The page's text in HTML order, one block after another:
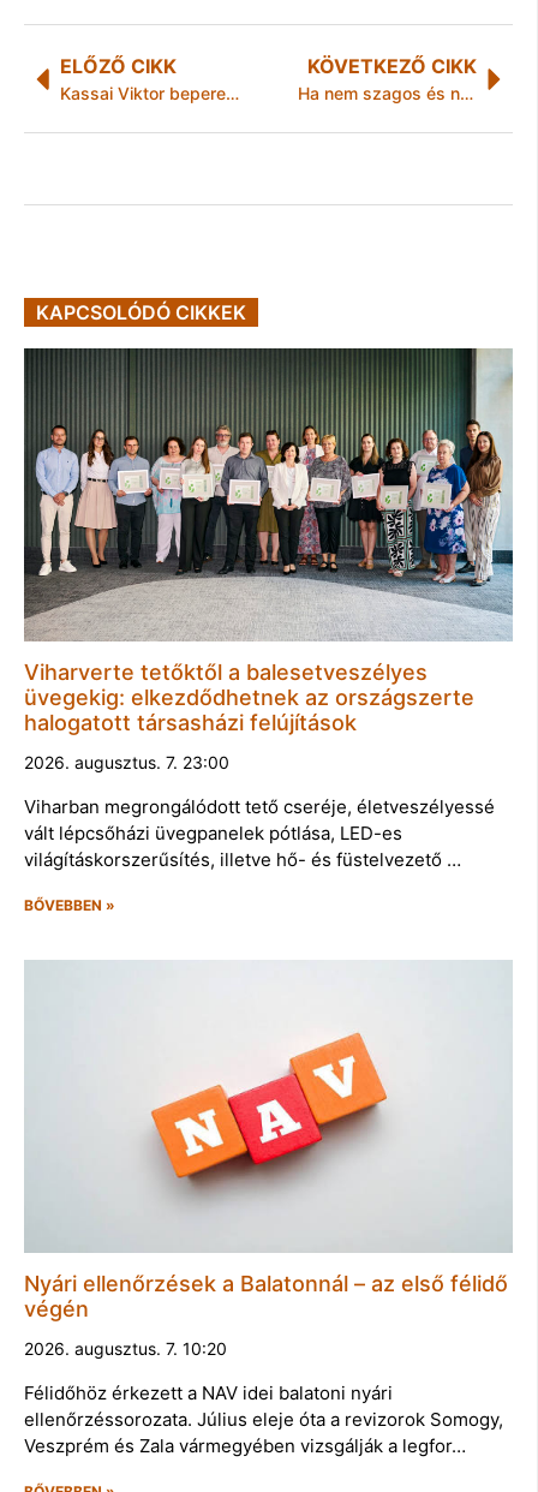
ELŐZŐ CIKK
Kassai Viktor beperelte Lipták Zoltánt, a DVTK az MLSZ-hez fordul
KÖVETKEZŐ CIKK
Ha nem szagos és nem nyávog, jöhet
KAPCSOLÓDÓ CIKKEK
Viharverte tetőktől a balesetveszélyes
üvegekig: elkezdődhetnek az országszerte
halogatott társasházi felújítások
2026. augusztus. 7. 23:00
Viharban megrongálódott tető cseréje, életveszélyessé
vált lépcsőházi üvegpanelek pótlása, LED-es
világításkorszerűsítés, illetve hő- és füstelvezető …
BŐVEBBEN »
Nyári ellenőrzések a Balatonnál – az első félidő
végén
2026. augusztus. 7. 10:20
Félidőhöz érkezett a NAV idei balatoni nyári
ellenőrzéssorozata. Július eleje óta a revizorok Somogy,
Veszprém és Zala vármegyében vizsgálják a legfor…